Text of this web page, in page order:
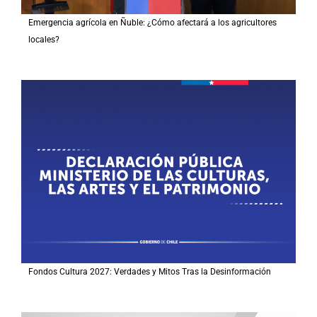
Emergencia agrícola en Ñuble: ¿Cómo afectará a los agricultores
locales?
Fondos Cultura 2027: Verdades y Mitos Tras la Desinformación